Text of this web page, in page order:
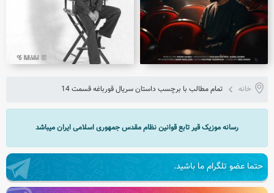
خانه تمام مطالب با برچسب داستان سریال قورباغه قسمت 14
رسانه موزیک قیر تابع قوانین نظام مقدس جمهوری اسلامی ایران میباشد
حتما عضو تلگرام ما باشید.